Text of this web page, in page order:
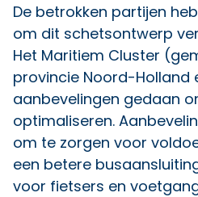
De betrokken partijen
om dit schetsontwerp
Het Maritiem Cluster
provincie Noord-Holland
aanbevelingen gedaan
optimaliseren.
om te zorgen voor
een betere
voor fietsers en